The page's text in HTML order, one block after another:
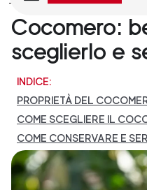
Cocomero:
sceglierlo e
INDICE:
PROPRIETÀ DEL
COME SCEGLIERE IL
COME CONSERVARE E